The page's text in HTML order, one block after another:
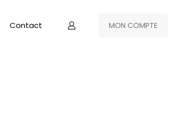
Contact MON COMPTE